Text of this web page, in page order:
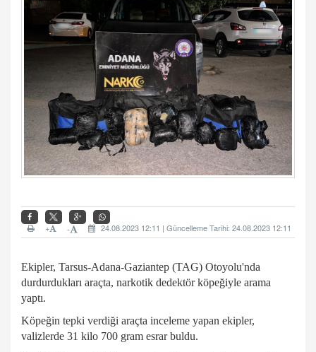
24.08.2023 12:11 | Güncelleme Tarihi: 24.08.2023 12:11
-
+
Ekipler, Tarsus-Adana-Gaziantep (TAG) Otoyolu'nda
durdurdukları araçta, narkotik dedektör köpeğiyle arama
yaptı.
Köpeğin tepki verdiği araçta inceleme yapan ekipler,
valizlerde 31 kilo 700 gram esrar buldu.